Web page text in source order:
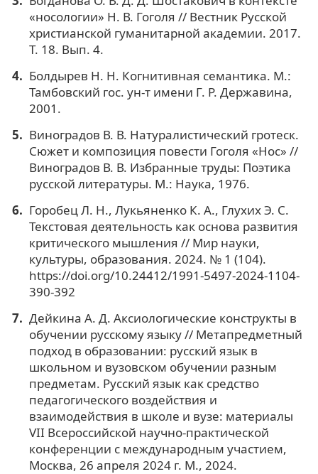
«носологии» Н. В. Гоголя // Вестник Русской
христианской гуманитарной академии. 2017.
Т. 18. Вып. 4.
Болдырев Н. Н. Когнитивная семантика. М.:
Тамбовский гос. ун-т имени Г. Р. Державина,
2001.
Виноградов В. В. Натуралистический гротеск.
Сюжет и композиция повести Гоголя «Нос» //
Виноградов В. В. Избранные труды: Поэтика
русской литературы. М.: Наука, 1976.
Горобец Л. Н., Лукьяненко К. А., Глухих Э. С.
Текстовая деятельность как основа развития
критического мышления // Мир науки,
культуры, образования. 2024. № 1 (104).
https://doi.org/10.24412/1991-5497-2024-1104-
390-392
Дейкина А. Д. Аксиологические конструкты в
обучении русскому языку // Метапредметный
подход в образовании: русский язык в
школьном и вузовском обучении разным
предметам. Русский язык как средство
педагогического воздействия и
взаимодействия в школе и вузе: материалы
VII Всероссийской научно-практической
конференции с международным участием,
Москва, 26 апреля 2024 г. М., 2024.